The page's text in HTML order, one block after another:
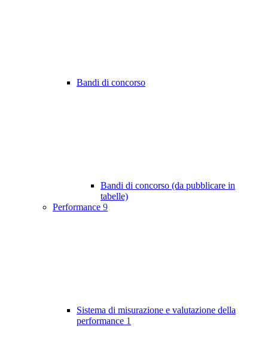
Bandi di concorso
Bandi di concorso (da pubblicare in
tabelle)
Performance 9
Sistema di misurazione e valutazione della
performance 1